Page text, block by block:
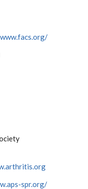
spr.org/